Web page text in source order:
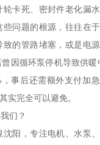
轮卡死、密封件老化漏
问题的根源，往往在
致的管路堵塞，或是电
因循环泵停机导致供
，事后还需额外支付加
完全可以避免。
们？
阳，专注电机、水泵